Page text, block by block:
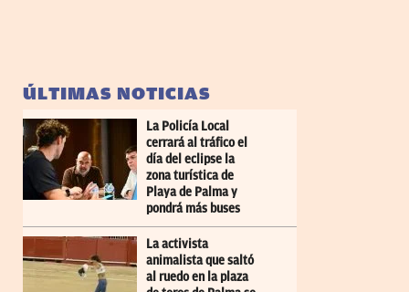
ÚLTIMAS NOTICIAS
La Policía Local
cerrará al tráfico el
día del eclipse la
zona turística de
Playa de Palma y
pondrá más buses
La activista
animalista que saltó
al ruedo en la plaza